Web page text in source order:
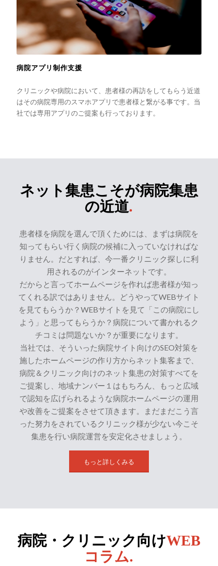
病院アプリ制作支援
クリニックや病院において、患者様の再訪をしてもらう近道
はその病院専用のスマホアプリで患者様と繋がる事です。当
社では専用アプリのご提案も行っております。
ネット集患こそが病院集患
の近道.
患者様を病院を選んで頂くためには、まずは病院を
知ってもらい行く病院の候補に入っていなければな
りません。だとすれば、今一番クリニック探しに利
用されるのがインターネットです。
だからと言ってホームページを作れば患者様が知っ
てくれる訳ではありません。どうやってWEBサイト
を見てもらうか？WEBサイトを見て「この病院にし
よう」と思ってもらうか？病院について書かれるク
チコミは問題ないか？が重要になります。
当社では、そういった病院サイト向けのSEO対策を
施したホームページの作り方からネット集客まで、
病院＆クリニック向けのネット集患の対策すべてを
ご提案し、地域ナンバー１はもちろん、もっと広域
で認知を広げられるような病院ホームページの運用
や改善をご提案をさせて頂きます。まだまだこう言
った努力をされているクリニック様が少ない今こそ
集患を行い病院運営を安定化させましょう。
もっと詳しくみる
病院・クリニック向けWEB
コラム.